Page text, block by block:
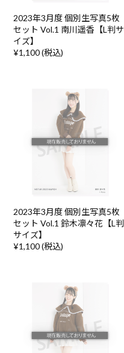
2023年3月度 個別生写真5枚
セット Vol.1 南川遥香【L判サ
イズ】
¥1,100 (税込)
2023年3月度 個別生写真5枚
セット Vol.1 鈴木凛々花【L判
サイズ】
¥1,100 (税込)